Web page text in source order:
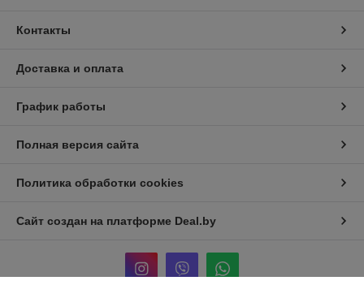
Контакты
Доставка и оплата
График работы
Полная версия сайта
Политика обработки cookies
Сайт создан на платформе Deal.by